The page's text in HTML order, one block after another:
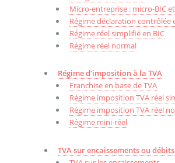
Micro-entreprise : micro-BIC
Régime déclaration contrôlée
Régime réel simplifié en BIC
Régime réel normal
Régime d’imposition à la TVA
Franchise en base de TVA
Régime imposition TVA réel
Régime imposition TVA réel
Régime mini-réel
TVA sur encaissements ou débits